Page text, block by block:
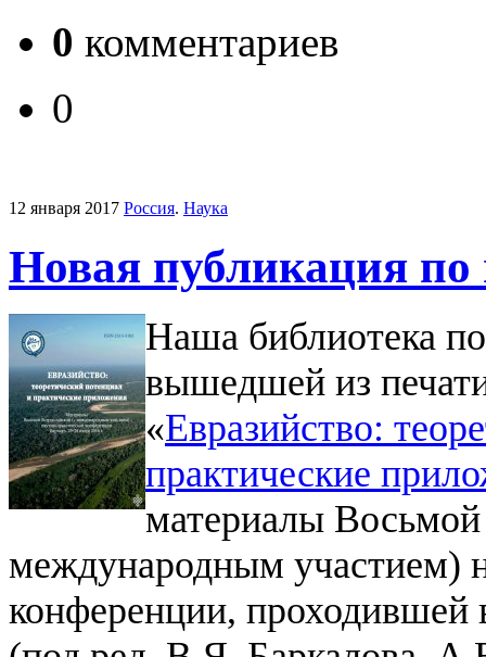
0 комментариев
0
12 января 2017 Россия. Наука
Новая публикация по
Наша библиотека
вышедшей из
«Евразийство:
практические
материалы
международным участием)
конференции, проходившей